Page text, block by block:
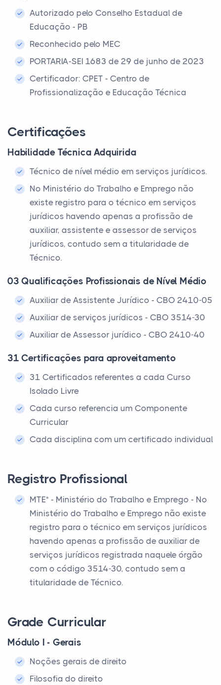
Autorizado pelo Conselho Estadual de
Educação - PB
Reconhecido pelo MEC
PORTARIA-SEI 1683 de 29 de junho de 2023
Certificador: CPET - Centro de
Profissionalização e Educação Técnica
Certificações
Habilidade Técnica Adquirida
Técnico de nível médio em serviços jurídicos.
No Ministério do Trabalho e Emprego não
existe registro para o técnico em serviços
jurídicos havendo apenas a profissão de
auxiliar, assistente e assessor de serviços
jurídicos, contudo sem a titularidade de
Técnico.
03 Qualificações Profissionais de Nível Médio
Auxiliar de Assistente Jurídico - CBO 2410-05
Auxiliar de serviços jurídicos - CBO 3514-30
Auxiliar de Assessor jurídico - CBO 2410-40
31 Certificações para aproveitamento
31 Certificados referentes a cada Curso
Isolado Livre
Cada curso referencia um Componente
Curricular
Cada disciplina com um certificado individual
Registro Profissional
MTE* - Ministério do Trabalho e Emprego - No
Ministério do Trabalho e Emprego não existe
registro para o técnico em serviços jurídicos
havendo apenas a profissão de auxiliar de
serviços jurídicos registrada naquele órgão
com o código 3514-30, contudo sem a
titularidade de Técnico.
Grade Curricular
Módulo I - Gerais
Noções gerais de direito
Filosofia do direito